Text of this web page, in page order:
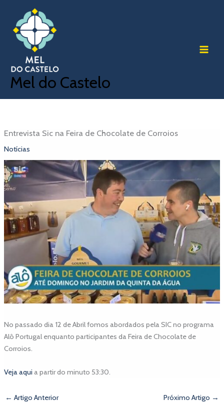
content
Mel do Castelo
Entrevista Sic na Feira de Chocolate de Corroios
Notícias
No passado dia 12 de Abril fomos abordados pela SIC no programa
Alô Portugal enquanto participantes da Feira de Chocolate de
Corroios.
Veja aqui a partir do minuto 53:30.
← Artigo Anterior Próximo Artigo →